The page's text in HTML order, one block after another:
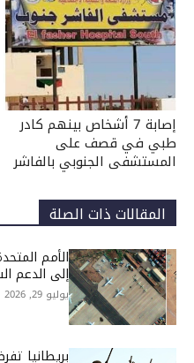
إصابة 7 أشخاص بينهم كادر
طبي في قصف على
المستشفى الجنوبي بالفاشر
المقالات ذات الصلة
الأمم
إلى الدعم
يوليو 29, 2026
بريطانيا